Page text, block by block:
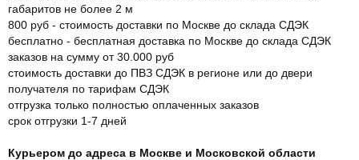
габаритов не более 2 м
800 руб - стоимость доставки по Москве до склада СДЭК
бесплатно - бесплатная доставка по Москве до склада СДЭК
заказов на сумму от 30.000 руб
стоимость доставки до ПВЗ СДЭК в регионе или до двери
получателя по тарифам СДЭК
отгрузка только полностью оплаченных заказов
срок отгрузки 1-7 дней
Курьером до адреса в Москве и Московской области